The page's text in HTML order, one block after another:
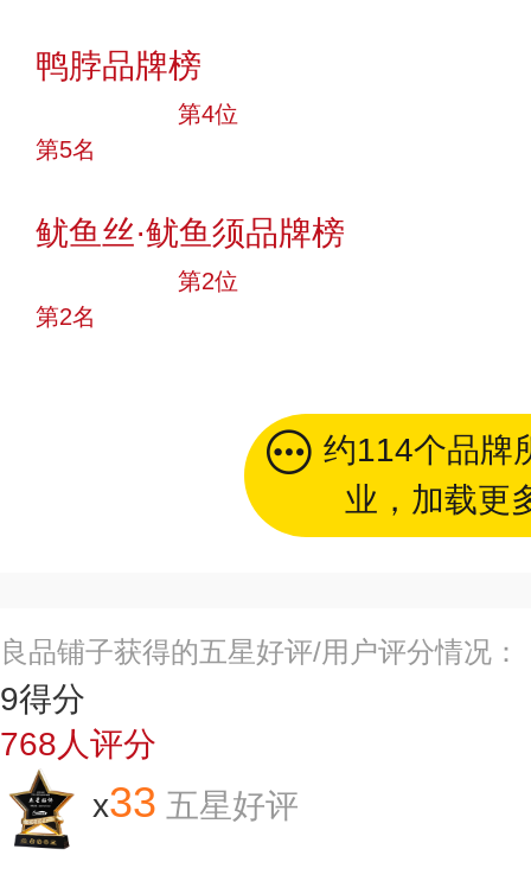
鸭脖品牌榜
第4位
第5名
鱿鱼丝·鱿鱼须品牌榜
第2位
第2名
约114个品牌
业，加载更
良品铺子获得的五星好评/用户评分情况：
9得分
768人评分
x33 五星好评